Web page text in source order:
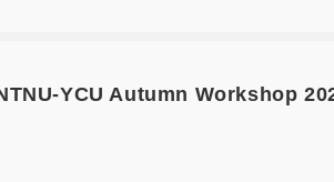
YCU Autumn Workshop